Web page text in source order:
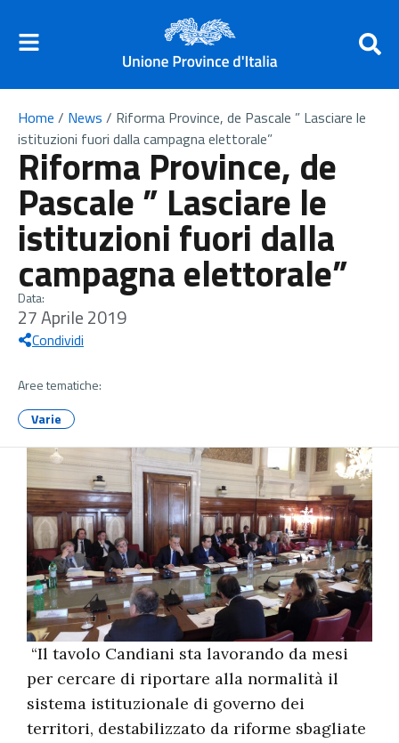
Home / News / Riforma Province, de Pascale ” Lasciare le
istituzioni fuori dalla campagna elettorale”
Riforma Province, de
Pascale ” Lasciare le
istituzioni fuori dalla
campagna elettorale”
Data:
27 Aprile 2019
Condividi
Aree tematiche:
Varie
“Il tavolo Candiani sta lavorando da mesi
per cercare di riportare alla normalità il
sistema istituzionale di governo dei
territori, destabilizzato da riforme sbagliate